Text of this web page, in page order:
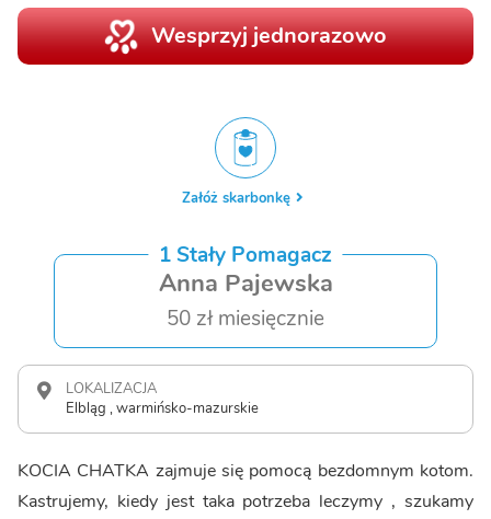
Wesprzyj jednorazowo
Załóż skarbonkę
1 Stały Pomagacz
Anna Pajewska
50 zł miesięcznie
LOKALIZACJA
Elbląg , warmińsko-mazurskie
KOCIA CHATKA zajmuje się pomocą bezdomnym kotom.
Kastrujemy, kiedy jest taka potrzeba leczymy , szukamy